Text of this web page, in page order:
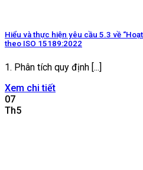
Hiểu và thực hiện yêu cầu 5.3 về
theo ISO 15189:2022
1. Phân tích quy định [...]
Xem chi tiết
07
Th5